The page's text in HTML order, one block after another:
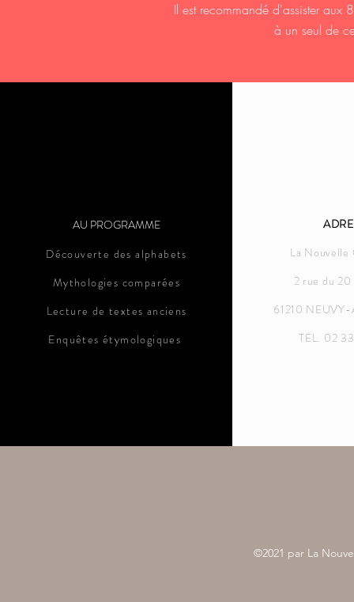
Il est recommandé d'assister aux
à un seul de
AU PROGRAMME
Découverte des alphabets
Mythologies comparées
Lecture de textes anciens
Enquêtes étymologiques
La Nouvelle
2 rue du
61210
TEL. 02
©2021 par La